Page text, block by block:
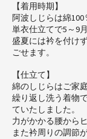
【着用時期】
阿波しじらは綿100
単衣仕立てで5～9
盛夏には衿を付け
ごせます。
【仕立て】
綿のしじらはご家
繰り返し洗う着物
ていたしました。
力がかかる腰から
また衿周りの調節